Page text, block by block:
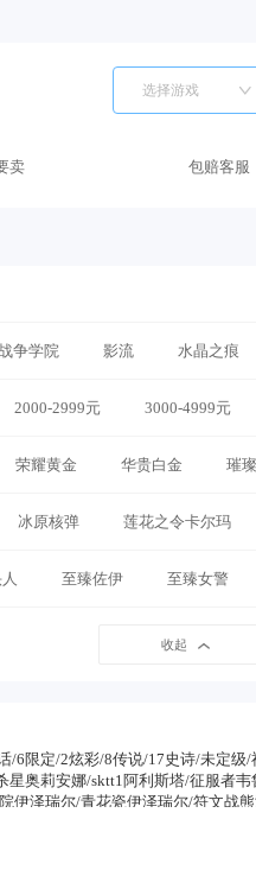
选择游戏
卖 包赔客服
争学院 影流 水晶之痕
黑色玫瑰 钢铁烈阳 裁决
2000-2999元 3000-4999元
荣耀黄金 华贵白金 璀
冰原核弹 莲花之令卡尔玛
至臻佐伊 至臻女警
至臻莫甘娜
至臻光辉 至臻日女 至
至臻新卡莎 至臻艾克
收起
/6限定/2炫彩/8传说/17史诗/未定
星奥莉安娜/sktt1阿利斯塔/征服者
伊泽瑞尔/青花瓷伊泽瑞尔/符文战
利斯塔/战场公主希维尔/武动巅峰
空/苍穹之光薇恩/法老王朝内瑟斯/
色死神韦鲁斯/暗星韦鲁斯/腥红之